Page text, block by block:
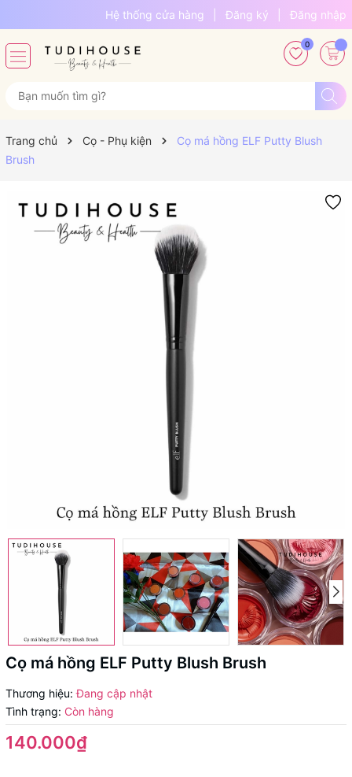
Hệ thống cửa hàng Đăng ký Đăng nhập
0
Trang chủ Cọ - Phụ kiện
Cọ má hồng ELF Putty Blush
Brush
Cọ má hồng ELF Putty Blush Brush
Thương hiệu: Đang cập nhật
Tình trạng: Còn hàng
140.000₫